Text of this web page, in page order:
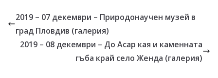
2019 – 07 декември – Природонаучен музей в
град Пловдив (галерия)
2019 – 08 декември – До Асар кая и каменната
гъба край село Женда (галерия)